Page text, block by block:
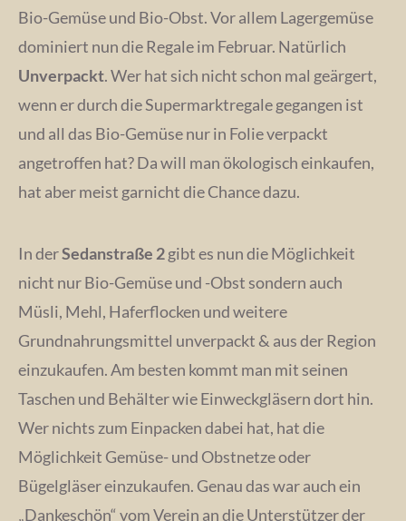
Bio-Gemüse und Bio-Obst. Vor allem Lagergemüse
dominiert nun die Regale im Februar. Natürlich
Unverpackt. Wer hat sich nicht schon mal geärgert,
wenn er durch die Supermarktregale gegangen ist
und all das Bio-Gemüse nur in Folie verpackt
angetroffen hat? Da will man ökologisch einkaufen,
hat aber meist garnicht die Chance dazu.
In derSedanstraße 2gibt es nun die Möglichkeit
nicht nur Bio-Gemüse und -Obst sondern auch
Müsli, Mehl, Haferflocken und weitere
Grundnahrungsmittel unverpackt & aus der Region
einzukaufen. Am besten kommt man mit seinen
Taschen und Behälter wie Einweckgläsern dort hin.
Wer nichts zum Einpacken dabei hat, hat die
Möglichkeit Gemüse- und Obstnetze oder
Bügelgläser einzukaufen. Genau das war auch ein
„Dankeschön“ vom Verein an die Unterstützer der